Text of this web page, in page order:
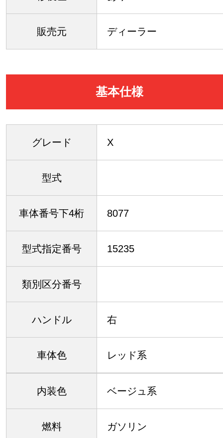
販売元 ディーラー
基本仕様
グレード X
型式
車体番号下4桁 8077
型式指定番号 15235
類別区分番号
ハンドル 右
車体色 レッド系
内装色 ベージュ系
燃料 ガソリン